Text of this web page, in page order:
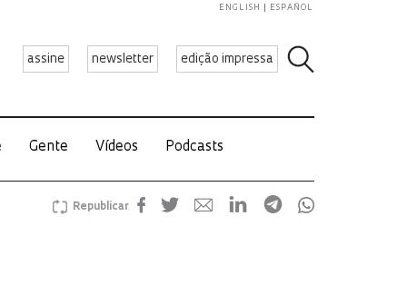
assine newsletter edição impressa
ENGLISH ESPAÑOL
Gente Vídeos Podcasts
Republicar